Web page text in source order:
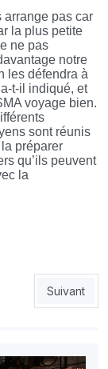
arrange pas car
la plus petite
ne pas
notre
les défendra à
t-il indiqué, et
voyage bien.
sont réunis
préparer
qu’ils peuvent
la
Usmistes
Article
Suivant